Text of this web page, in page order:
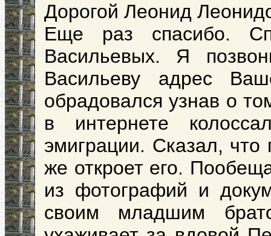
Дорогой Леонид
Еще раз спасибо.
Васильевых. Я
Васильеву адрес
обрадовался узнав о
в интернете
эмиграции. Сказал, что
же откроет его.
из фотографий и
своим младшим